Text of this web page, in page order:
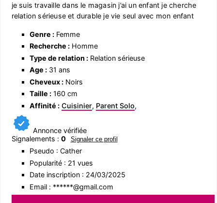
je suis travaille dans le magasin j’ai un enfant je cherche
relation sérieuse et durable je vie seul avec mon enfant
Genre :Femme
Recherche :Homme
Type de relation :Relation sérieuse
Age :31 ans
Cheveux :Noirs
Taille :160 cm
Affinité : Cuisinier, Parent Solo,
Annonce vérifiée
Signalements : 0 Signaler ce profil
Pseudo : Cather
Popularité : 21 vues
Date inscription : 24/03/2025
Email : ******@gmail.com